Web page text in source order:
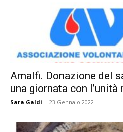
Amalfi. Donazione del
una giornata con
Sara Galdi - 23 Gennaio 2022